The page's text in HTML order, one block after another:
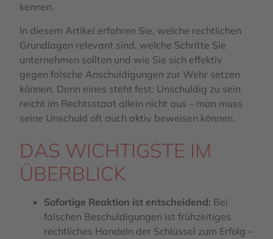
kennen.
In diesem Artikel erfahren Sie, welche rechtlichen
Grundlagen relevant sind, welche Schritte Sie
unternehmen sollten und wie Sie sich effektiv
gegen falsche Anschuldigungen zur Wehr setzen
können. Denn eines steht fest: Unschuldig zu sein
reicht im Rechtsstaat allein nicht aus – man muss
seine Unschuld oft auch aktiv beweisen können.
DAS WICHTIGSTE IM
ÜBERBLICK
Sofortige Reaktion ist entscheidend: Bei
falschen Beschuldigungen ist frühzeitiges
rechtliches Handeln der Schlüssel zum Erfolg –